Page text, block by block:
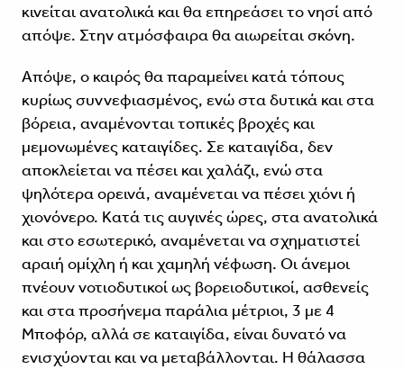
κινείται ανατολικά και θα επηρεάσει το νησί από
απόψε. Στην ατμόσφαιρα θα αιωρείται σκόνη.
Απόψε, ο καιρός θα παραμείνει κατά τόπους
κυρίως συννεφιασμένος, ενώ στα δυτικά και στα
βόρεια, αναμένονται τοπικές βροχές και
μεμονωμένες καταιγίδες. Σε καταιγίδα, δεν
αποκλείεται να πέσει και χαλάζι, ενώ στα
ψηλότερα ορεινά, αναμένεται να πέσει χιόνι ή
χιονόνερο. Κατά τις αυγινές ώρες, στα ανατολικά
και στο εσωτερικό, αναμένεται να σχηματιστεί
αραιή ομίχλη ή και χαμηλή νέφωση. Οι άνεμοι
πνέουν νοτιοδυτικοί ως βορειοδυτικοί, ασθενείς
και στα προσήνεμα παράλια μέτριοι, 3 με 4
Μποφόρ, αλλά σε καταιγίδα, είναι δυνατό να
ενισχύονται και να μεταβάλλονται. Η θάλασσα